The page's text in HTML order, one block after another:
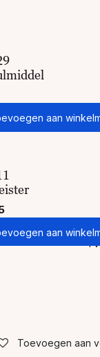
Toevoegen aan
aan
Toevoegen aan
aan
Toevoegen aan